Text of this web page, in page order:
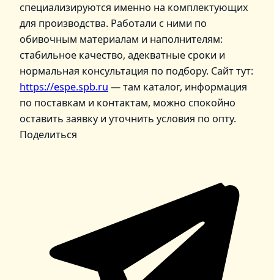
специализируются именно на комплектующих
для производства. Работали с ними по
обивочным материалам и наполнителям:
стабильное качество, адекватные сроки и
нормальная консультация по подбору. Сайт тут:
https://espe.spb.ru — там каталог, информация
по поставкам и контактам, можно спокойно
оставить заявку и уточнить условия по опту.
Поделиться